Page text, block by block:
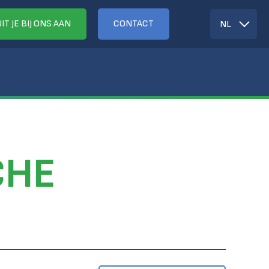
JE BIJ ONS AAN CONTACT NL